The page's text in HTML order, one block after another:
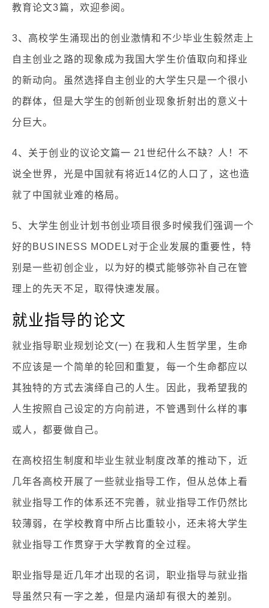
教育论文3篇，欢迎参阅。
3、高校学生涌现出的创业激情和不少毕业生毅然走上
自主创业之路的现象成为我国大学生价值取向和择业
的新动向。虽然选择自主创业的大学生只是一个很小
的群体，但是大学生的创新创业现象折射出的意义十
分巨大。
4、关于创业的议论文篇一 21世纪什么不缺？人！不
说全世界，光是中国就有将近14亿的人口了，这也造
就了中国就业难的格局。
5、大学生创业计划书创业项目很多时候我们强调一个
好的BUSINESS MODEL对于企业发展的重要性，特
别是一些初创企业，以为好的模式能够弥补自己在管
理上的先天不足，取得快速发展。
就业指导的论文
就业指导职业规划论文(一) 在我和人生哲学里，生命
不应该是一个简单的轮回和重复，每一个生命都应以
其独特的方式去演绎自己的人生。因此，我希望我的
人生按照自己设定的方向前进，不管遇到什么样的事
或人，都要做自己。
在高校招生制度和毕业生就业制度改革的推动下，近
几年各高校开展了一些就业指导工作，但从总体上看
就业指导工作的体系还不完善，就业指导工作仍然比
较薄弱，在学校教育中所占比重较小，还未将大学生
就业指导工作贯穿于大学教育的全过程。
职业指导是近几年才出现的名词，职业指导与就业指
导虽然只有一字之差，但是内涵却有很大的差别。